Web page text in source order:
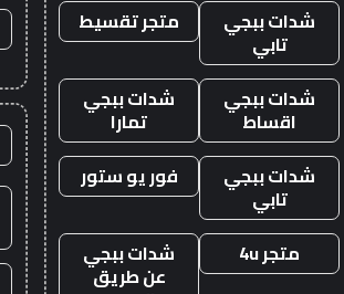
شدات ببجي
تابي
متجر تقسيط
شدات ببجي
اقساط
شدات ببجي
تمارا
شدات ببجي
تابي
فور يو ستور
متجر 4u شدات ببجي
عن طريق